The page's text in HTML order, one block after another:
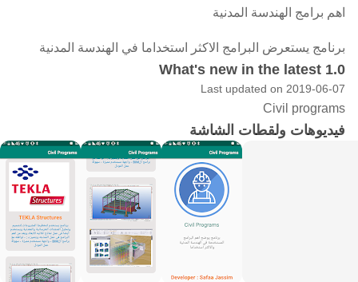
اهم برامج الهندسة المدنية
برنامج يستعرض البرامج الاكثر استخداما في الهندسة المدنية
What's new in the latest 1.0
Last updated on 2019-06-07
Civil programs
فيديوهات ولقطات الشاشة